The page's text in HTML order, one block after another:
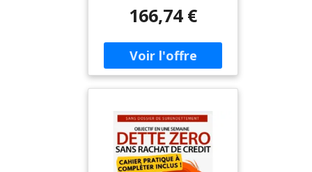
Écran LCD couleur TFT de
4,3 pouces Rj9 et
connexion de casque USB,
permet EHS pour
Plantronics Ports Ethernet
2 Gb 10/100/1000 Mbps et
personnalisation du logo
Wi-fi double bande (2,4
GHz et 5 GHz) et
Bluetooth Technologie
166,74 €